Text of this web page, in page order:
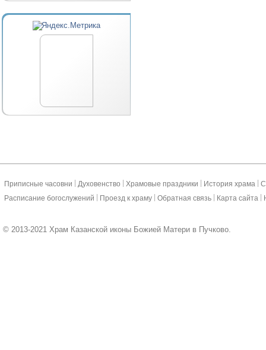
Приписные часовни Духовенство Храмовые праздники История храма
Расписание богослужений
Проезд к храму Обратная связь Карта сайта
© 2013-2021 Храм Казанской иконы Божией Матери в Пучково.